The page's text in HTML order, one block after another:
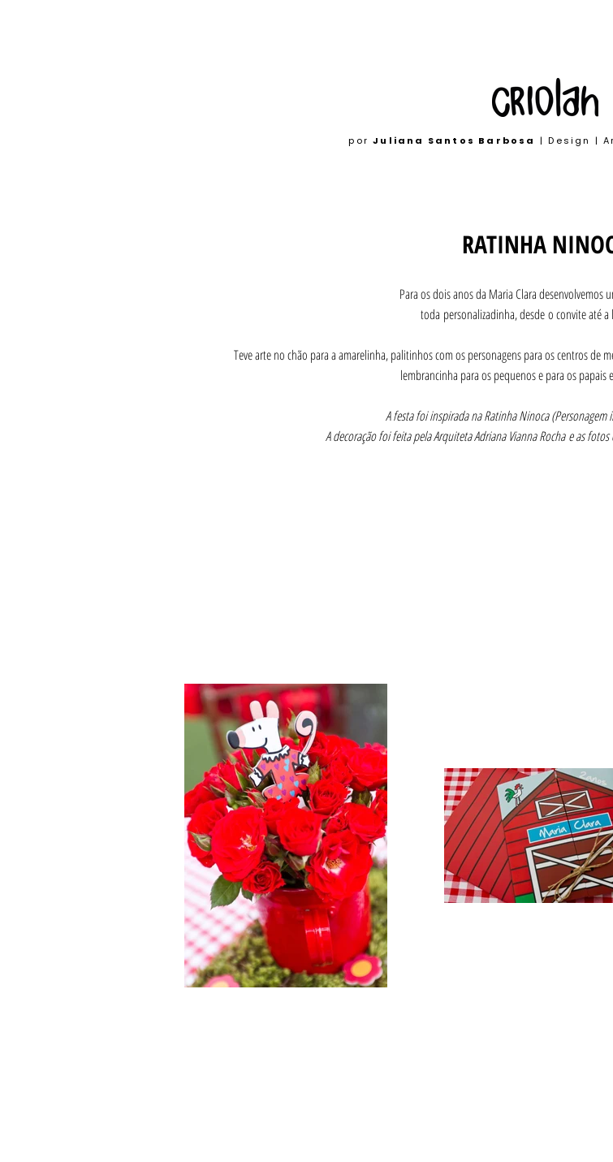
porJuliana Santos Barbosa | Design |
RATINHA
Para os dois anos da Maria Clara desenvolvemos
toda personalizadinha, desde o convite até
Teve arte no chão para a amarelinha, palitinhos com os personagens para os centros de
lembrancinha para os pequenos e para os papais
A festa foi inspirada na Ratinha Ninoca (Personagem
A decoração foi feita pela Arquiteta Adriana Vianna Rochae as